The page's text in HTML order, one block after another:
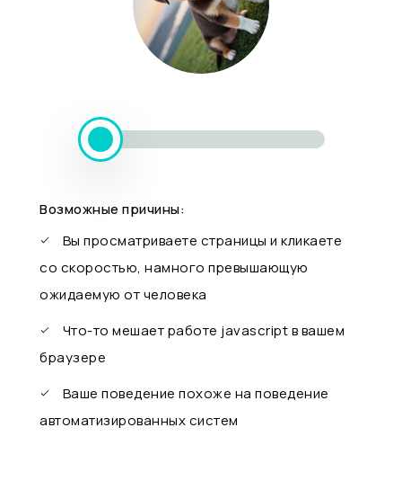
Возможные причины:
Вы просматриваете страницы и кликаете
со скоростью, намного превышающую
ожидаемую от человека
Что-то мешает работе javascript в вашем
браузере
Ваше поведение похоже на поведение
автоматизированных систем